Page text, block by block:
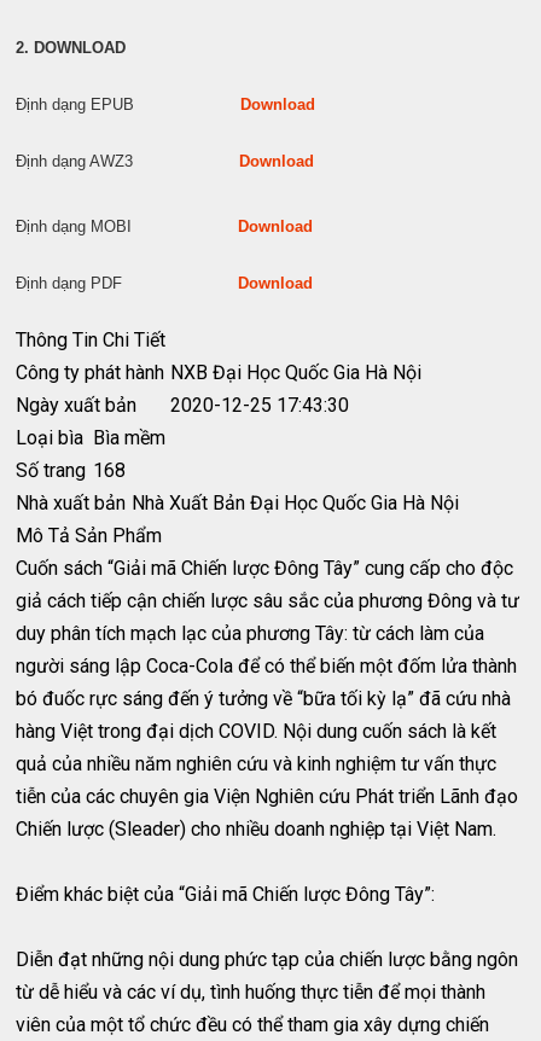
2. DOWNLOAD
Định dạng EPUBDownload
Định dạng AWZ3Download
Định dạng MOBIDownload
Định dạng PDFDownload
Thông Tin Chi Tiết
Công ty phát hành NXB Đại Học Quốc Gia Hà Nội
Ngày xuất bản
2020-12-25 17:43:30
Loại bìa Bìa mềm
Số trang 168
Nhà xuất bản Nhà Xuất Bản Đại Học Quốc Gia Hà Nội
Mô Tả Sản Phẩm
Cuốn sách “Giải mã Chiến lược Đông Tây” cung cấp cho độc
giả cách tiếp cận chiến lược sâu sắc của phương Đông và tư
duy phân tích mạch lạc của phương Tây: từ cách làm của
người sáng lập Coca-Cola để có thể biến một đốm lửa thành
bó đuốc rực sáng đến ý tưởng về “bữa tối kỳ lạ” đã cứu nhà
hàng Việt trong đại dịch COVID. Nội dung cuốn sách là kết
quả của nhiều năm nghiên cứu và kinh nghiệm tư vấn thực
tiễn của các chuyên gia Viện Nghiên cứu Phát triển Lãnh đạo
Chiến lược (Sleader) cho nhiều doanh nghiệp tại Việt Nam.
Điểm khác biệt của “Giải mã Chiến lược Đông Tây”:
Diễn đạt những nội dung phức tạp của chiến lược bằng ngôn
từ dễ hiểu và các ví dụ, tình huống thực tiễn để mọi thành
viên của một tổ chức đều có thể tham gia xây dựng chiến